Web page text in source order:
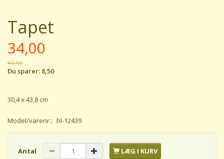
Tapet
34,00
42,50
Du sparer: 8,50
30,4 x 43,8 cm
Model/varenr.: hl-12439
Antal LÆG I KURV